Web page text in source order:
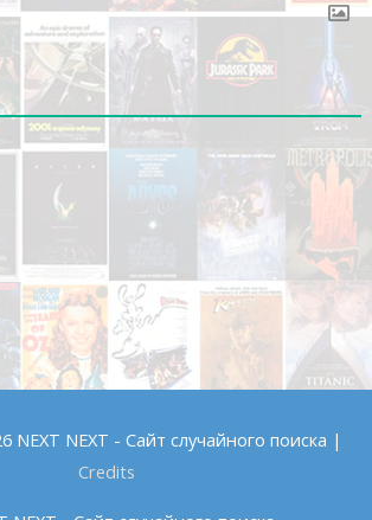
NEXT NEXT - Сайт случайного поиска |
Credits